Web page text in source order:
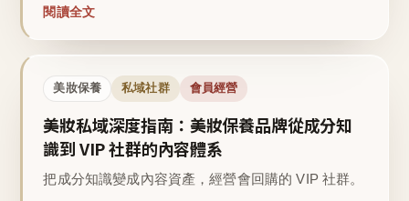
閱讀全文
美妝保養 私域社群 會員經營
美妝私域深度指南：美妝保養品牌從成分知
識到 VIP 社群的內容體系
把成分知識變成內容資產，經營會回購的 VIP 社群。